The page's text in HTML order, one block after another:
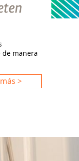
de manera
>